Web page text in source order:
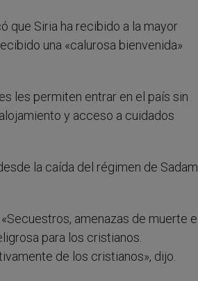
que Siria ha recibido a la mayor
una «calurosa bienvenida»
les permiten entrar en el país sin
y acceso a cuidados
la caída del régimen de Sadam
amenazas de muerte e
para los cristianos.
de los cristianos», dijo.